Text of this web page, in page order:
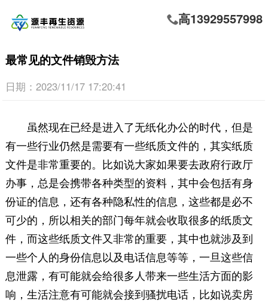
高13929557998
最常见的文件销毁方法
日期：2023/11/17 17:20:41
虽然现在已经是进入了无纸化办公的时代，但是
有一些行业仍然是需要有一些纸质文件的，其实纸质
文件是非常重要的。比如说大家如果要去政府行政厅
办事，总是会携带各种类型的资料，其中会包括有身
份证的信息，还有各种隐私性的信息，这些都是必不
可少的，所以相关的部门每年就会收取很多的纸质文
件，而这些纸质文件又非常的重要，其中也就涉及到
一些个人的身份信息以及电话信息等等，一旦这些信
息泄露，有可能就会给很多人带来一些生活方面的影
响，生活注意有可能就会接到骚扰电话，比如说卖房